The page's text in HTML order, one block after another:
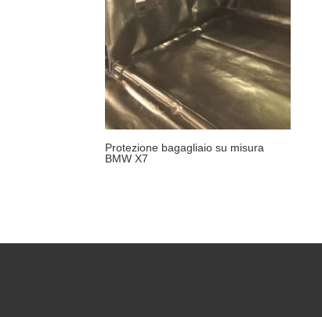
Protezione bagagliaio su misura
BMW X7